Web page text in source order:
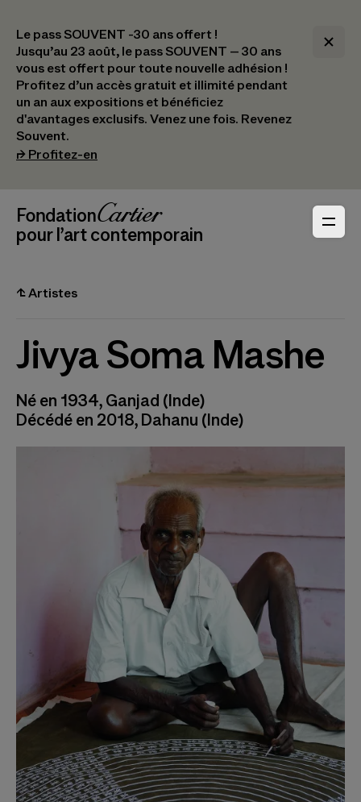
Le pass SOUVENT -30 ans offert !
Jusqu’au 23 août, le pass SOUVENT – 30 ans
vous est offert pour toute nouvelle adhésion !​
Profitez d’un accès gratuit et illimité pendant
un an aux expositions et bénéficiez
d'avantages exclusifs.​ Venez une fois. Revenez
Souvent.
⮣ Profitez-en
Navigation en-tête
_logoFondation Cartier
pour l’art contemporain
⮤Artistes
Jivya Soma Mashe
Né en 1934, Ganjad (Inde)
Décédé en 2018, Dahanu (Inde)